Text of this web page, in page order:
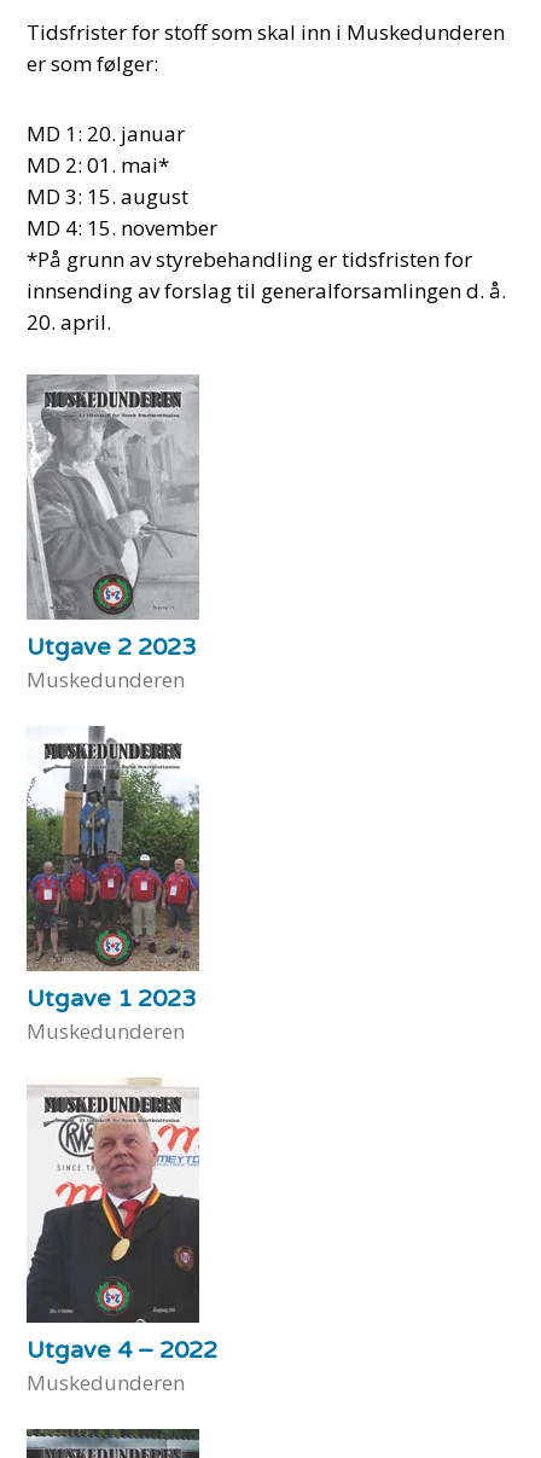
Tidsfrister for stoff som skal inn i Muskedunderen
er som følger:
MD 1: 20. januar
MD 2: 01. mai*
MD 3: 15. august
MD 4: 15. november
*På grunn av styrebehandling er tidsfristen for
innsending av forslag til generalforsamlingen d. å.
20. april.
Utgave 2 2023
Muskedunderen
Utgave 1 2023
Muskedunderen
Utgave 4 – 2022
Muskedunderen